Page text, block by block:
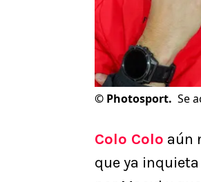
© Photosport. Se
Colo Colo aún
que ya